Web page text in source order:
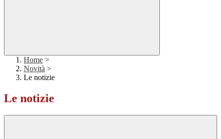
Home >
Novità >
Le notizie
Le notizie